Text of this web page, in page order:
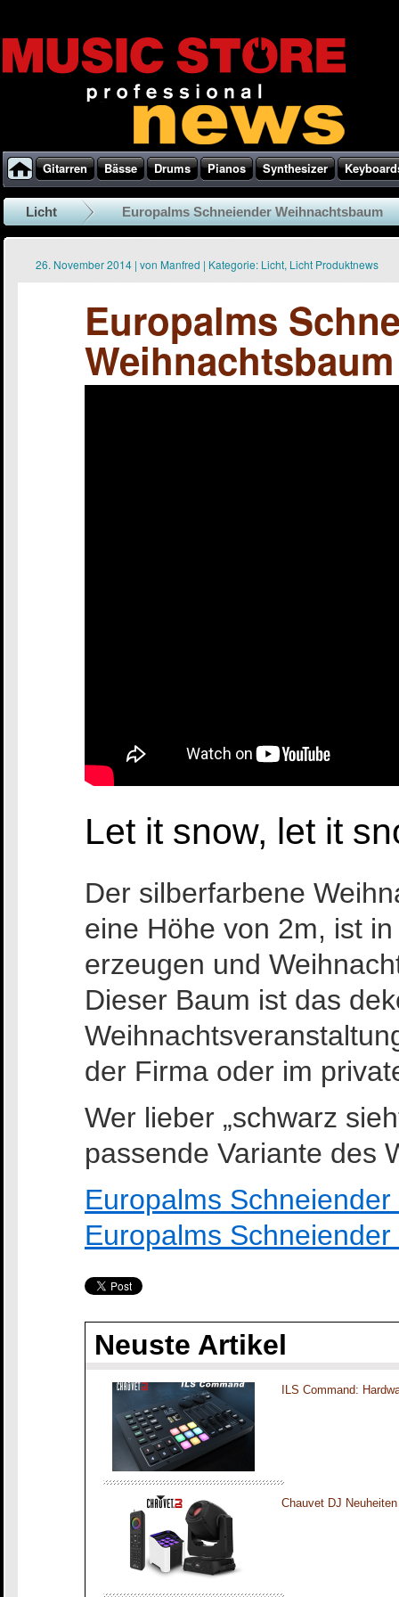
Gitarren Bässe Drums Pianos Synthesizer
Licht Europalms Schneiender Weihnachtsbaum
26. November 2014 | von Manfred | Kategorie: Licht, Licht Produktnews
Europalms
Weihnachtsbaum
Let it snow, let it
Der silberfarbene
eine Höhe von 2m, ist
erzeugen und
Dieser Baum ist das
der Firma oder im
Wer lieber „schwarz
passende Variante des
Europalms
Europalms
Neuste Artikel
ILS Command:
Chauvet DJ